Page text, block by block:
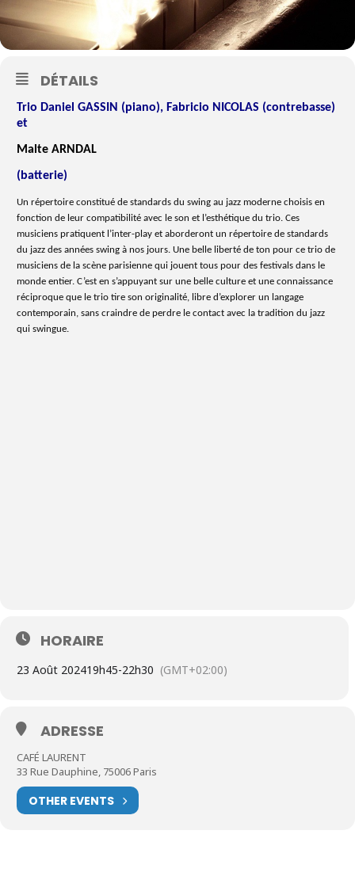
DÉTAILS
Trio Daniel GASSIN (piano), Fabricio NICOLAS (contrebasse)
et
Malte ARNDAL
(batterie)
Un répertoire constitué de standards du swing au jazz moderne choisis en
fonction de leur compatibilité avec le son et l’esthétique du trio. Ces
musiciens pratiquent l’inter-play et aborderont un répertoire de standards
du jazz des années swing à nos jours. Une belle liberté de ton pour ce trio de
musiciens de la scène parisienne qui jouent tous pour des festivals dans le
monde entier. C’est en s’appuyant sur une belle culture et une connaissance
réciproque que le trio tire son originalité, libre d’explorer un langage
contemporain, sans craindre de perdre le contact avec la tradition du jazz
qui swingue.
HORAIRE
23 Août 202419h45-22h30 (GMT+02:00)
ADRESSE
CAFÉ LAURENT
33 Rue Dauphine, 75006 Paris
OTHER EVENTS